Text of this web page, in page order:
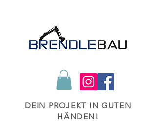
DEIN PROJEKT IN GUTEN
HÄNDEN!